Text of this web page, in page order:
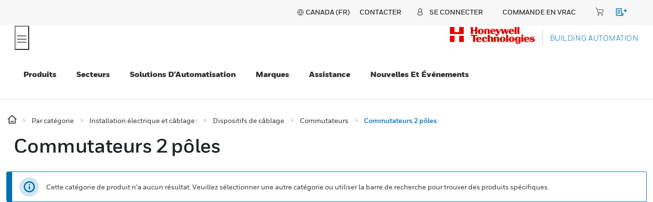
CANADA (FR) CONTACTER SE CONNECTER COMMANDE EN VRAC
BUILDING AUTOMATION
Produits Secteurs Solutions D’Automatisation Marques Assistance Nouvelles Et Événements
Par catégorie Installation électrique et câblage : Dispositifs de câblage Commutateurs Commutateurs 2 pôles
Commutateurs 2 pôles
Cette catégorie de produit n’a aucun résultat. Veuillez sélectionner une autre catégorie ou utiliser la barre de recherche pour trouver des produits spécifiques.